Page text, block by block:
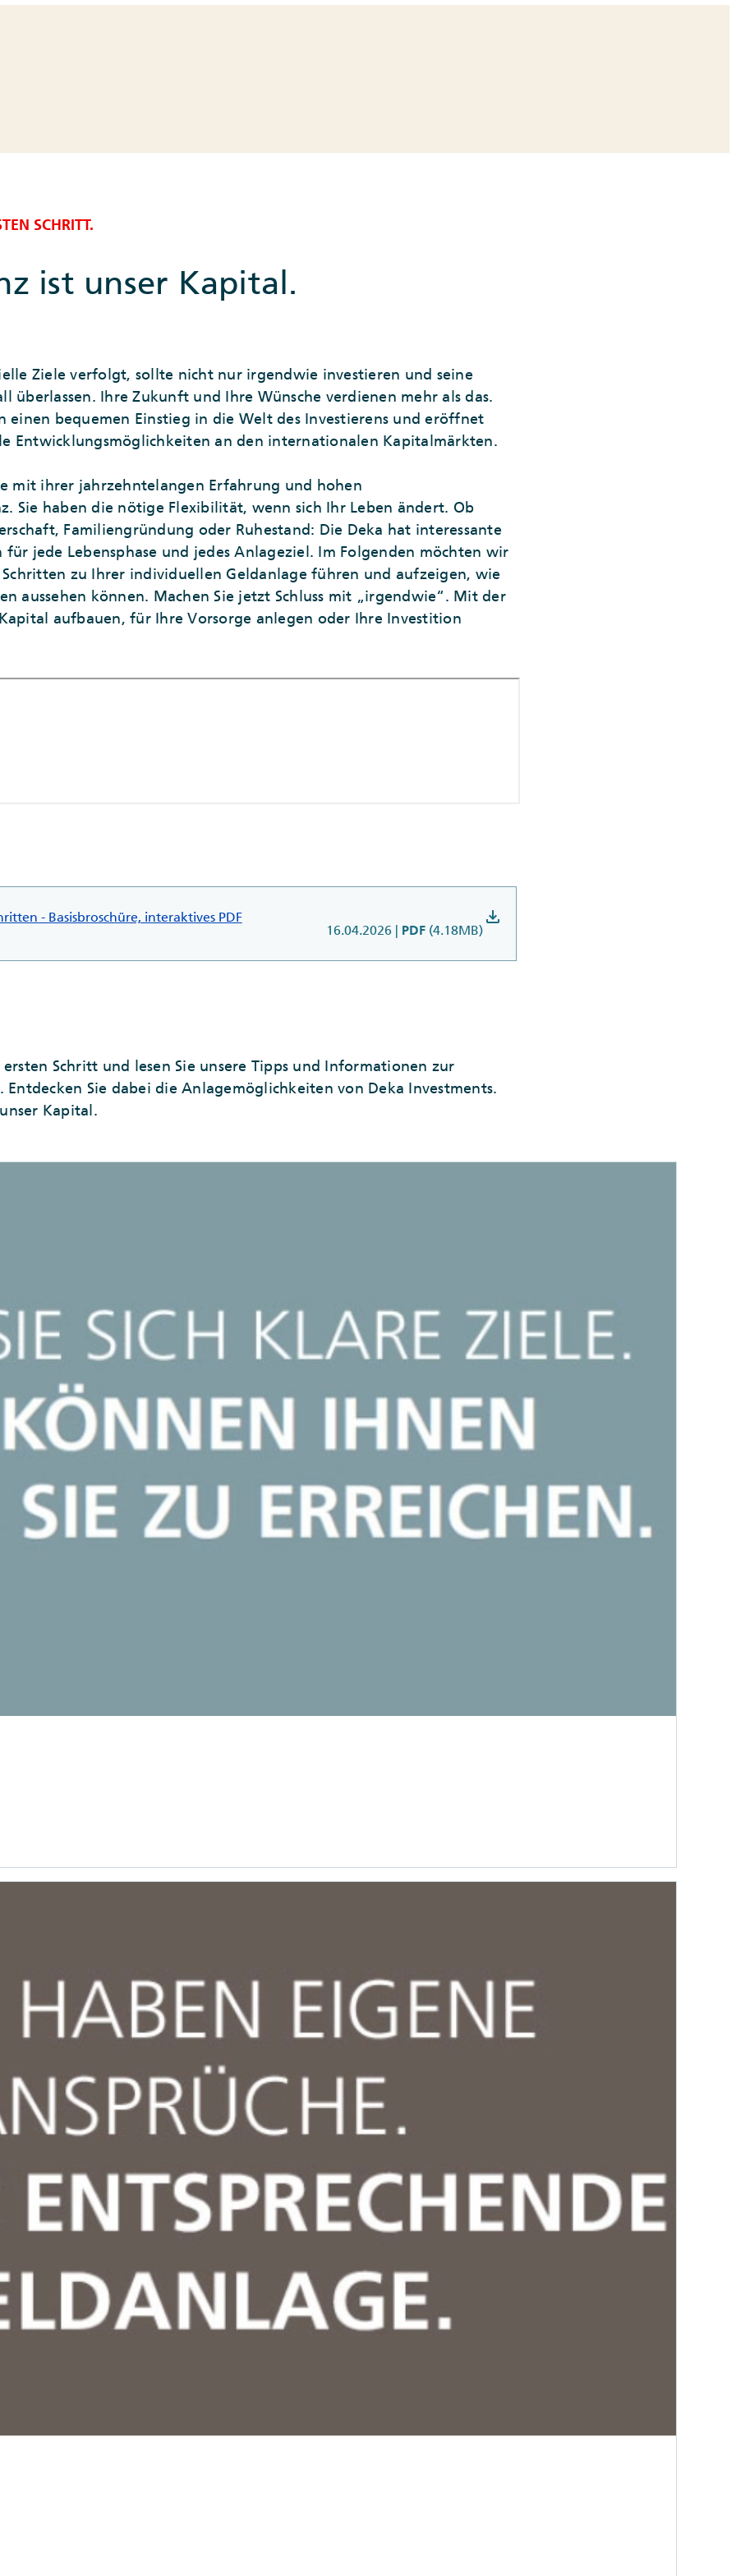
SCHRITT.
ist unser Kapital.
Ziele verfolgt, sollte nicht nur irgendwie investieren und seine
überlassen. Ihre Zukunft und Ihre Wünsche verdienen mehr als das.
einen bequemen Einstieg in die Welt des Investierens und eröffnet
Entwicklungsmöglichkeiten an den internationalen Kapitalmärkten.
mit ihrer jahrzehntelangen Erfahrung und hohen
Sie haben die nötige Flexibilität, wenn sich Ihr Leben ändert. Ob
Familiengründung oder Ruhestand: Die Deka hat interessante
jede Lebensphase und jedes Anlageziel. Im Folgenden möchten wir
zu Ihrer individuellen Geldanlage führen und aufzeigen, wie
aussehen können. Machen Sie jetzt Schluss mit „irgendwie“. Mit der
aufbauen, für Ihre Vorsorge anlegen oder Ihre Investition
- Basisbroschüre, interaktives PDF
16.04.2026 | PDF (4.18MB)
download
Schritt und lesen Sie unsere Tipps und Informationen zur
Entdecken Sie dabei die Anlagemöglichkeiten von Deka Investments.
Kapital.